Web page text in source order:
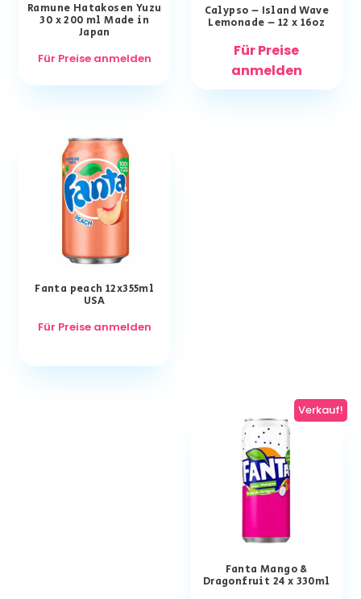
Ramune Hatakosen Yuzu
30 x 200 ml Made in
Japan
Für Preise anmelden
Calypso – Island Wave
Lemonade – 12 x 16oz
Für Preise
anmelden
Fanta peach 12x355ml
USA
Für Preise anmelden
Verkauf!
Fanta Mango &
Dragonfruit 24 x 330ml